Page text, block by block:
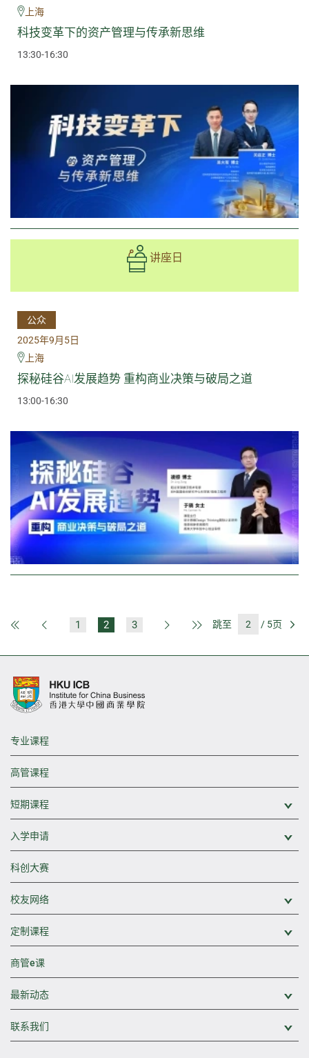
上海
科技变革下的资产管理与传承新思维
13:30-16:30
讲座日
公众
2025年9月5日
上海
探秘硅谷AI发展趋势 重构商业决策与破局之道
13:00-16:30
第一页 上一页
1 2 3 下一页 最后一页
跳至 / 5页
专业课程
高管课程
短期课程
入学申请
科创大赛
校友网络
定制课程
商管e课
最新动态
联系我们